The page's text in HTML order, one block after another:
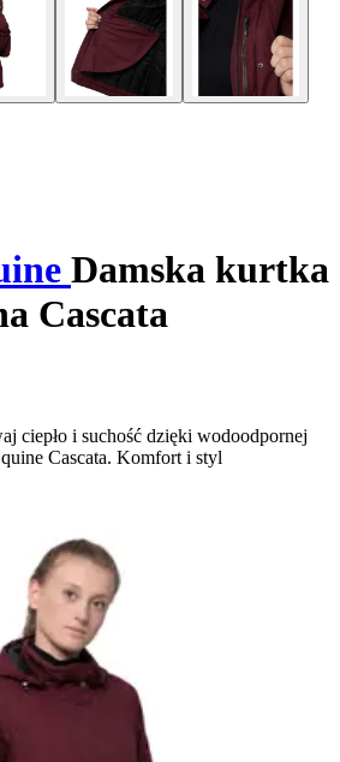
Damska kurtka
Cascata
ciepło i suchość dzięki wodoodpornej
Cascata. Komfort i styl